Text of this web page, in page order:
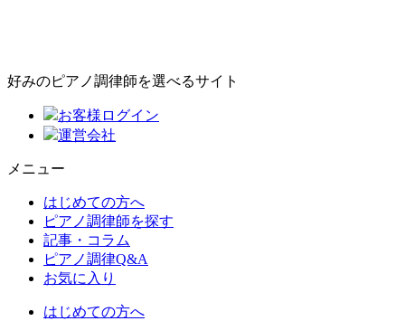
好みのピアノ調律師を選べるサイト
お客様ログイン
運営会社
メニュー
はじめての方へ
ピアノ調律師を探す
記事・コラム
ピアノ調律Q&A
お気に入り
はじめての方へ